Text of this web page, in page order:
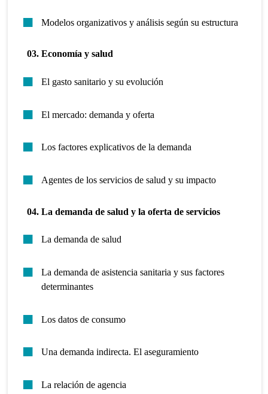
Modelos organizativos y análisis según su estructura
03. Economía y salud
El gasto sanitario y su evolución
El mercado: demanda y oferta
Los factores explicativos de la demanda
Agentes de los servicios de salud y su impacto
04. La demanda de salud y la oferta de servicios
La demanda de salud
La demanda de asistencia sanitaria y sus factores
determinantes
Los datos de consumo
Una demanda indirecta. El aseguramiento
La relación de agencia